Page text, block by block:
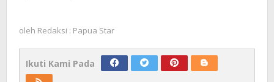
oleh Redaksi : Papua Star
Ikuti Kami Pada